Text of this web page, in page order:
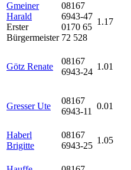
Gmeiner
Harald
Erster
Bürgermeister
08167
6943-47
0170 65
72 528
1.17
Götz Renate
08167
6943-24
1.01
Gresser Ute
08167
6943-11
0.01
Haberl
Brigitte
08167
6943-25
1.05